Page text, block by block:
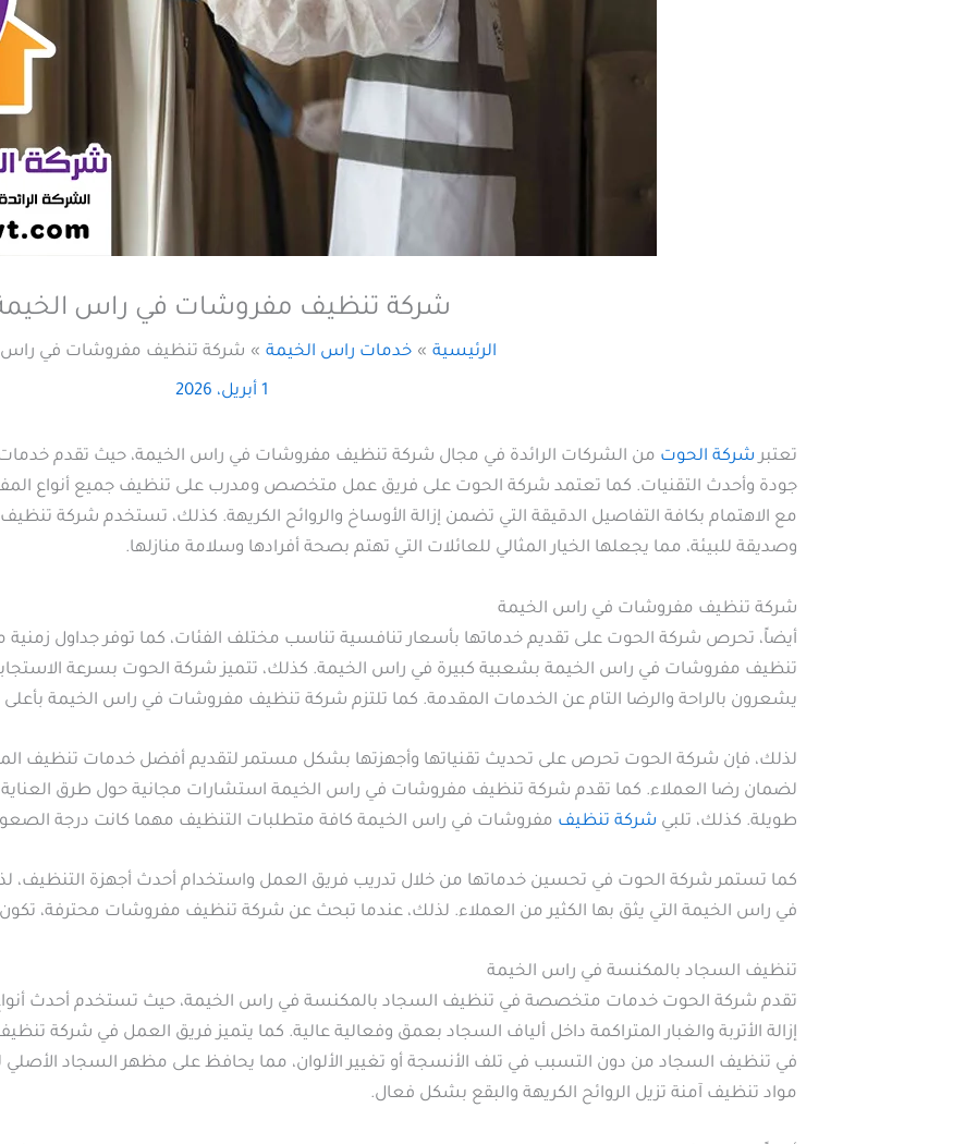
شركة تنظيف مفروشات في راس
الرئيسية خدمات راس الخيمة شركة تنظيف مفروشات في راس
1 أبريل، 2026
تعتبرشركة الحوت من الشركات الرائدة في مجال شركة تنظيف مفروشات في راس الخيمة، حيث تقدم خدمات
جودة وأحدث التقنيات. كما تعتمد شركة الحوت على فريق عمل متخصص ومدرب على تنظيف جميع أنواع
مع الاهتمام بكافة التفاصيل الدقيقة التي تضمن إزالة الأوساخ والروائح الكريهة. كذلك، تستخدم شركة
وصديقة للبيئة، مما يجعلها الخيار المثالي للعائلات التي تهتم بصحة أفرادها وسلامة منازلها.
شركة تنظيف مفروشات في راس الخيمة
أيضاً، تحرص شركة الحوت على تقديم خدماتها بأسعار تنافسية تناسب مختلف الفئات، كما توفر جداول
تنظيف مفروشات في راس الخيمة بشعبية كبيرة في راس الخيمة. كذلك، تتميز شركة الحوت بسرعة الاستجابة
يشعرون بالراحة والرضا التام عن الخدمات المقدمة. كما تلتزم شركة تنظيف مفروشات في راس الخيمة بأعلى
لذلك، فإن شركة الحوت تحرص على تحديث تقنياتها وأجهزتها بشكل مستمر لتقديم أفضل خدمات تنظيف
لضمان رضا العملاء. كما تقدم شركة تنظيف مفروشات في راس الخيمة استشارات مجانية حول طرق العناية
طويلة. كذلك، تلبي شركة تنظيف مفروشات في راس الخيمة كافة متطلبات التنظيف مهما كانت درجة
كما تستمر شركة الحوت في تحسين خدماتها من خلال تدريب فريق العمل واستخدام أحدث أجهزة التنظيف،
في راس الخيمة التي يثق بها الكثير من العملاء. لذلك، عندما تبحث عن شركة تنظيف مفروشات محترفة،
تنظيف السجاد بالمكنسة في راس الخيمة
تقدم شركة الحوت خدمات متخصصة في تنظيف السجاد بالمكنسة في راس الخيمة، حيث تستخدم أحدث أنواع
إزالة الأتربة والغبار المتراكمة داخل ألياف السجاد بعمق وفعالية عالية. كما يتميز فريق العمل في شركة
في تنظيف السجاد من دون التسبب في تلف الأنسجة أو تغيير الألوان، مما يحافظ على مظهر السجاد
مواد تنظيف آمنة تزيل الروائح الكريهة والبقع بشكل فعال.